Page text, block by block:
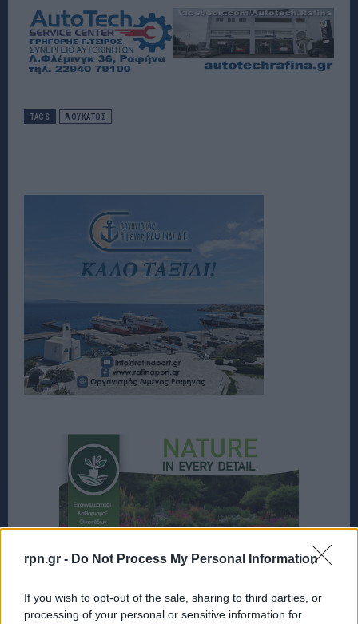
rpn.gr - Do Not Process My Personal Information
If you wish to opt-out of the sale, sharing to third parties, or
processing of your personal or sensitive information for
TAGS ΛΟΥΚΑΤΟΣ